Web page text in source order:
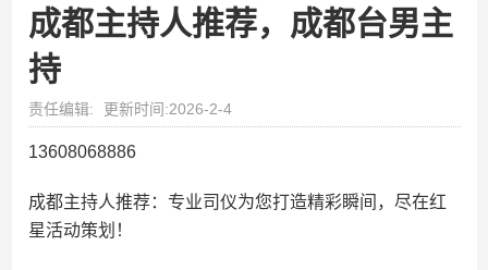
成都主持人推荐，成都台男主
持
责任编辑: 更新时间:2026-2-4
13608068886
成都主持人推荐：专业司仪为您打造精彩瞬间，尽在红
星活动策划！